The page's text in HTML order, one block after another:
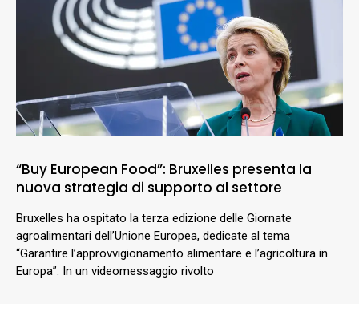
“Buy European Food”: Bruxelles presenta la
nuova strategia di supporto al settore
Bruxelles ha ospitato la terza edizione delle Giornate
agroalimentari dell’Unione Europea, dedicate al tema
“Garantire l’approvvigionamento alimentare e l’agricoltura in
Europa”. In un videomessaggio rivolto